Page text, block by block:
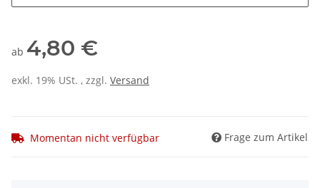
ab 4,80 €
exkl. 19% USt. , zzgl. Versand
Momentan nicht verfügbar Frage zum Artikel